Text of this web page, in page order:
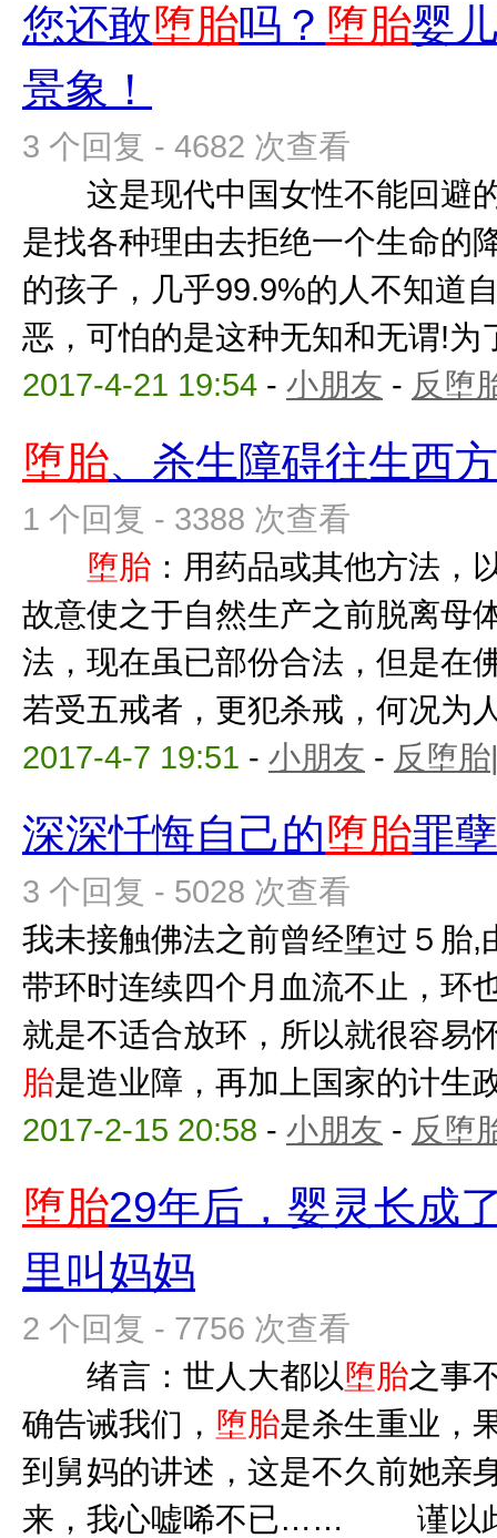
您还敢堕胎吗？ 堕胎婴
景象！
3 个回复 - 4682 次查看
这是现代中国女性不能回避
是找各种理由去拒绝一个生命的
的孩子，几乎99.9%的人不知道
恶，可怕的是这种无知和无谓!为
2017-4-21 19:54 - 小朋友 - 反堕
堕胎、杀生障碍往生西
1 个回复 - 3388 次查看
堕胎 ：用药品或其他方法，
故意使之于自然生产之前脱
法，现在虽已部份合法，但是在
若受五戒者，更犯杀戒，何况为
2017-4-7 19:51 - 小朋友 - 反堕
深深忏悔自己的堕胎罪孽
3 个回复 - 5028 次查看
我未接触佛法之前曾经堕过５胎,
带环时连续四个月血流不止，环
就是不适合放环，所以就很容易
胎是造业障，再加上国家的计生
2017-2-15 20:58 - 小朋友 - 反堕
堕胎29年后，婴灵长成
里叫妈妈
2 个回复 - 7756 次查看
绪言：世人大都以堕胎之事
确告诫我们， 堕胎是杀生重业，
到舅妈的讲述，这是不久前她亲
来，我心嘘唏不已…… 谨以此